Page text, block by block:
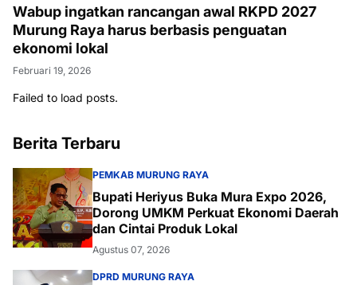
Wabup ingatkan rancangan awal RKPD 2027
Murung Raya harus berbasis penguatan
ekonomi lokal
Februari 19, 2026
Failed to load posts.
Berita Terbaru
PEMKAB MURUNG RAYA
Bupati Heriyus Buka Mura Expo 2026,
Dorong UMKM Perkuat Ekonomi Daerah
dan Cintai Produk Lokal
Agustus 07, 2026
DPRD MURUNG RAYA